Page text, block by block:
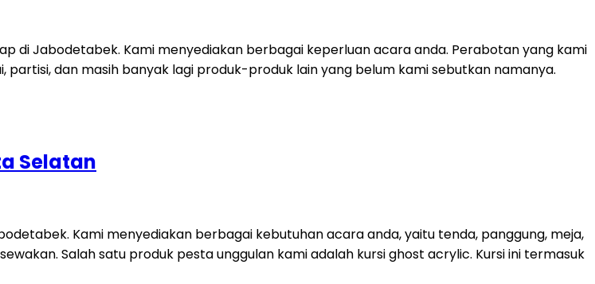
di Jabodetabek. Kami menyediakan berbagai keperluan acara anda. Perabotan yang kami
dan masih banyak lagi produk-produk lain yang belum kami sebutkan namanya.
Selatan
Kami menyediakan berbagai kebutuhan acara anda, yaitu tenda, panggung, meja,
Salah satu produk pesta unggulan kami adalah kursi ghost acrylic. Kursi ini termasuk